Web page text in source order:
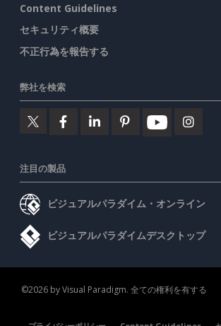
Content Guidelines
セキュリティ概要
不正行為を報告する
弊社を検索
注目の製品
ビジュアルパラダイム・オンライン
ビジュアルパラダイムデスクトップ
©2026 by Visual Paradigm. 全ての権利を有する